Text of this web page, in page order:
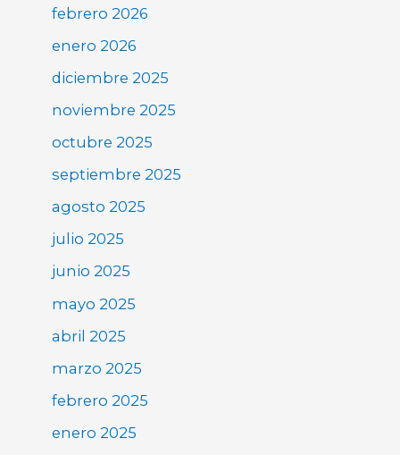
febrero 2026
enero 2026
diciembre 2025
noviembre 2025
octubre 2025
septiembre 2025
agosto 2025
julio 2025
junio 2025
mayo 2025
abril 2025
marzo 2025
febrero 2025
enero 2025